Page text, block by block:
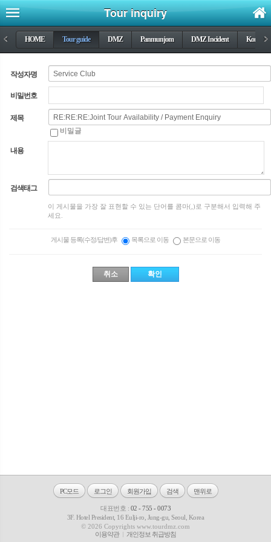
Tour inquiry
< HOME Tour guide DMZ Panmunjom DMZ Incident Korea>
작성자명
비밀번호
제목
비밀글
내용
검색태그
이 게시물을 가장 잘 표현할 수 있는 단어를 콤마(,)로 구분해서 입력해 주
세요.
게시물 등록(수정/답변)후 목록으로 이동 본문으로 이동
PC모드 로그인 회원가입 검색 맨위로
대표번호 : 02 - 755 - 0073
3F. Hotel President, 16 Eulji-ro, Jung-gu, Seoul, Korea
© 2026 Copyrights www.tourdmz.com
이용약관
개인정보 취급방침